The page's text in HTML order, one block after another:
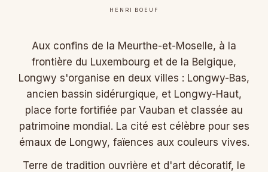
HENRI BOEUF
Aux confins de la Meurthe-et-Moselle, à la
frontière du Luxembourg et de la Belgique,
Longwy s'organise en deux villes : Longwy-Bas,
ancien bassin sidérurgique, et Longwy-Haut,
place forte fortifiée par Vauban et classée au
patrimoine mondial. La cité est célèbre pour ses
émaux de Longwy, faïences aux couleurs vives.
Terre de tradition ouvrière et d'art décoratif, le